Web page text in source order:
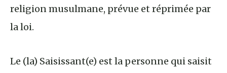
religion musulmane, prévue et réprimée par
la loi.
Le (la) Saisissant(e) est la personne qui saisit